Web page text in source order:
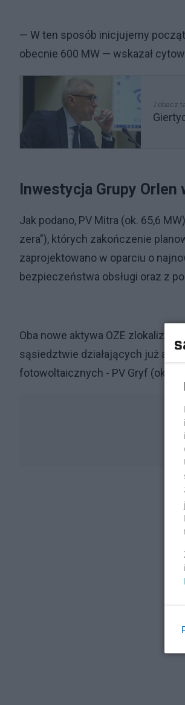
— W ten sposób inicjujemy
obecnie 600 MW — wskazał
Zobacz
Inwestycja Grupy
Jak podano, PV Mitra (ok. 65,6
zera"), których zakończenie
zaprojektowano w oparciu o
bezpieczeństwa obsługi oraz z
Oba nowe aktywa OZE
sąsiedztwie działających już
fotowoltaicznych - PV Gryf (ok. 25